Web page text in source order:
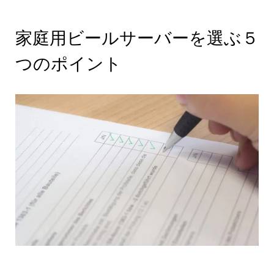
家庭用ビールサーバーを選ぶ５
つのポイント